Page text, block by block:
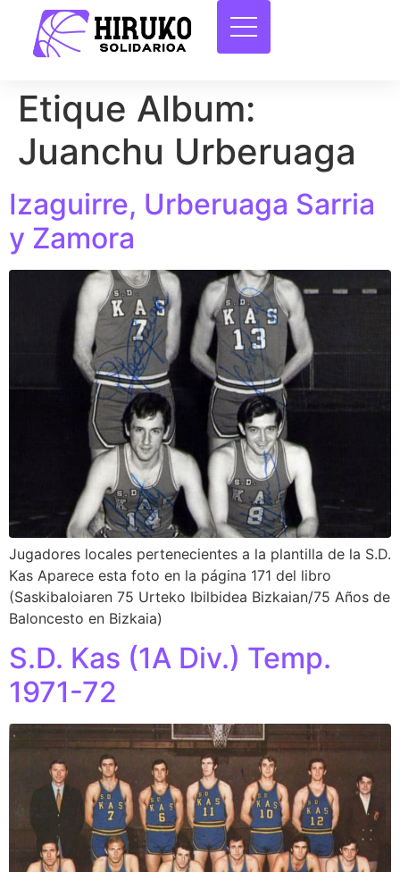
Etique Album:
Juanchu Urberuaga
Izaguirre, Urberuaga Sarria
y Zamora
Jugadores locales pertenecientes a la plantilla de la S.D.
Kas Aparece esta foto en la página 171 del libro
(Saskibaloiaren 75 Urteko Ibilbidea Bizkaian/75 Años de
Baloncesto en Bizkaia)
S.D. Kas (1A Div.) Temp.
1971-72